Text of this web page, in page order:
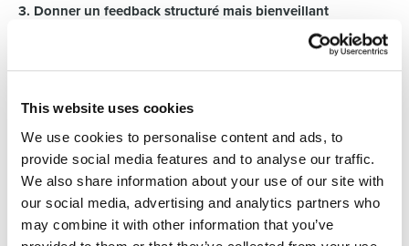
This website uses cookies
We use cookies to personalise content and ads, to
provide social media features and to analyse our traffic.
We also share information about your use of our site with
our social media, advertising and analytics partners who
may combine it with other information that you’ve
3. Donner un feedback structuré mais bienveillant
Méthode “Appréciations – Ajustements – Priorités”
Appréciations : ce qui fonctionne bien, les réussites, les
Ajustements : ce qui pourrait être amélioré, avec des
exemples concrets.
Priorités : ce sur quoi se concentrer pour les 6 prochains
mois.
C’est clair, professionnel, et respectueux.
4. Écouter activement